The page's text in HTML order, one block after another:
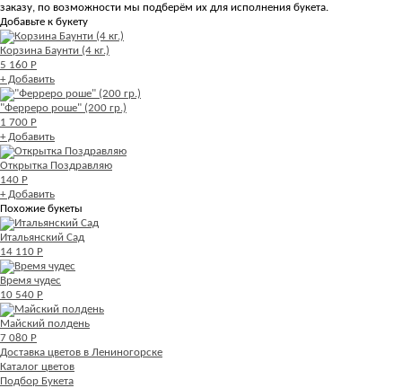
заказу, по возможности мы подберём их для исполнения букета.
Добавьте к букету
Корзина Баунти (4 кг.)
5 160 Р
+ Добавить
"Ферреро роше" (200 гр.)
1 700 Р
+ Добавить
Открытка Поздравляю
140 Р
+ Добавить
Похожие букеты
Итальянский Сад
14 110 Р
Время чудес
10 540 Р
Майский полдень
7 080 Р
Доставка цветов в Лениногорске
Каталог цветов
Подбор Букета